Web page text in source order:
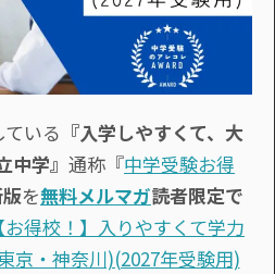
いる 『入学しやすくて、大
学』 通称『中学受験お得
を無料メルマガ読者限定で
お得校！】入りやすくて学力
京・神奈川)(2027年受験用)